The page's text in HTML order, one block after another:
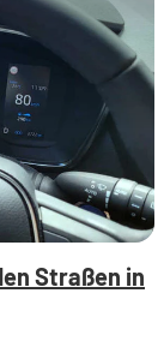
Straßen in